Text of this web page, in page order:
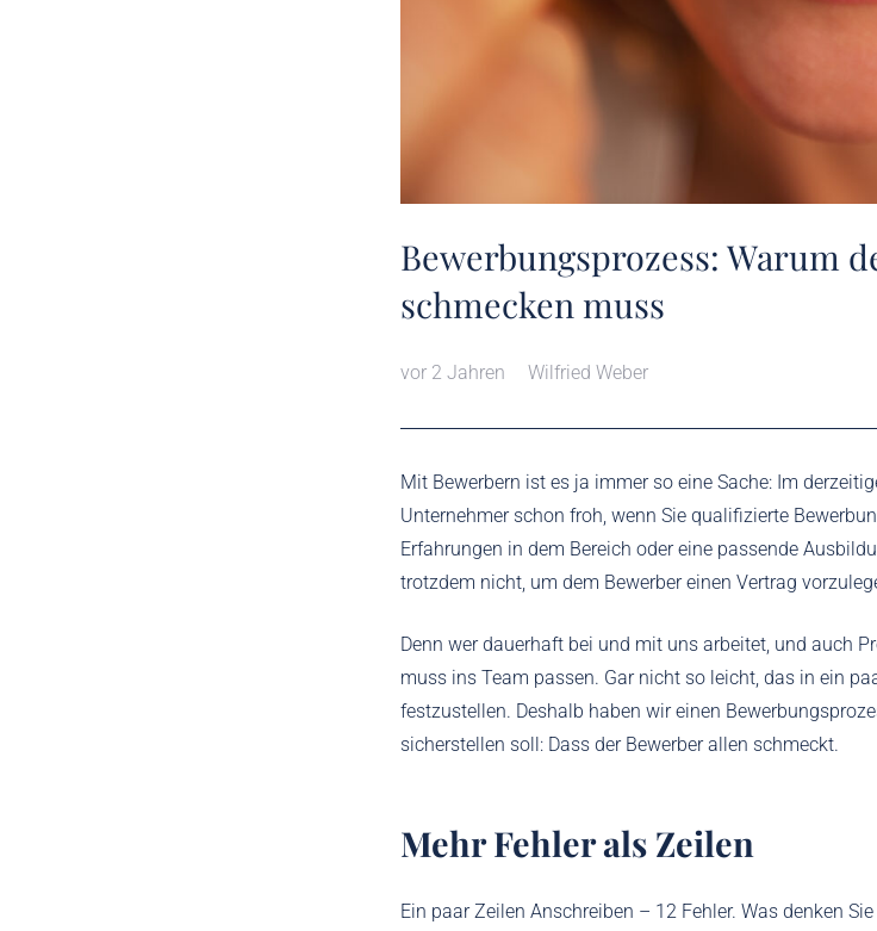
Bewerbungsprozess: Warum
schmecken muss
vor 2 Jahren Wilfried Weber
Mit Bewerbern ist es ja immer so eine Sache: Im
Unternehmer schon froh, wenn Sie qualifizierte
Erfahrungen in dem Bereich oder eine passende
trotzdem nicht, um dem Bewerber einen Vertrag
Denn wer dauerhaft bei und mit uns arbeitet, und auch
muss ins Team passen. Gar nicht so leicht, das in ein
festzustellen. Deshalb haben wir einen
sicherstellen soll: Dass der Bewerber allen schmeckt.
Mehr Fehler als Zeilen
Ein paar Zeilen Anschreiben – 12 Fehler. Was denken